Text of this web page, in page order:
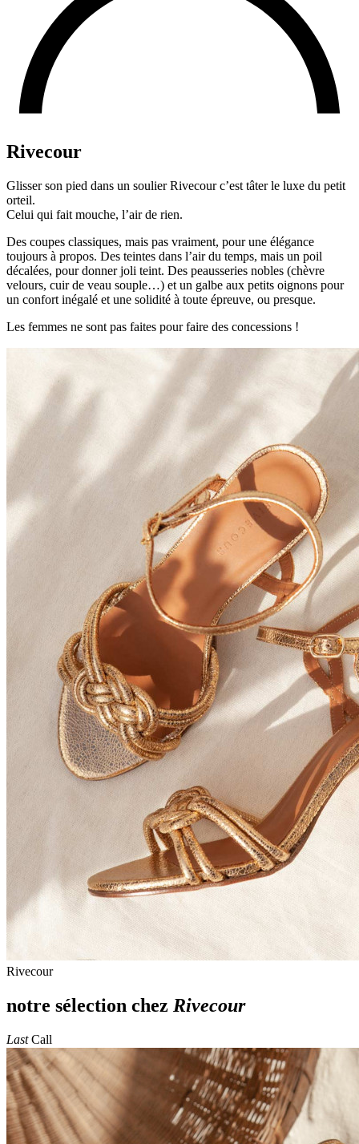
Rivecour
Glisser son pied dans un soulier Rivecour c’est tâter le luxe du petit
orteil.
Celui qui fait mouche, l’air de rien.
Des coupes classiques, mais pas vraiment, pour une élégance
toujours à propos. Des teintes dans l’air du temps, mais un poil
décalées, pour donner joli teint. Des peausseries nobles (chèvre
velours, cuir de veau souple…) et un galbe aux petits oignons pour
un confort inégalé et une solidité à toute épreuve, ou presque.
Les femmes ne sont pas faites pour faire des concessions !
Rivecour
notre sélection chez Rivecour
LastCall